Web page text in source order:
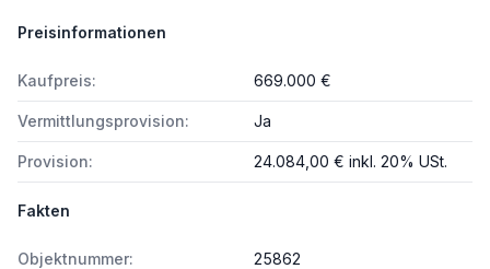
Preisinformationen
Kaufpreis: 669.000 €
Vermittlungsprovision: Ja
Provision: 24.084,00 € inkl. 20% USt.
Fakten
Objektnummer: 25862